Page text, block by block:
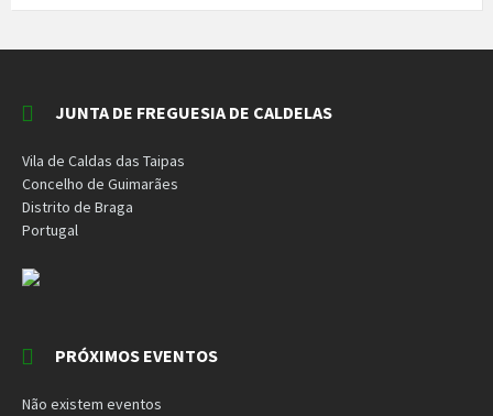
JUNTA DE FREGUESIA DE CALDELAS
Vila de Caldas das Taipas
Concelho de Guimarães
Distrito de Braga
Portugal
PRÓXIMOS EVENTOS
Não existem eventos